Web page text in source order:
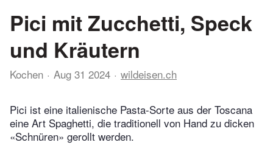
Pici mit Zucchetti, Speck
und Kräutern
Kochen Aug 31 2024 wildeisen.ch
Pici ist eine italienische Pasta-Sorte aus der Toscana
eine Art Spaghetti, die traditionell von Hand zu dicken
«Schnüren» gerollt werden.